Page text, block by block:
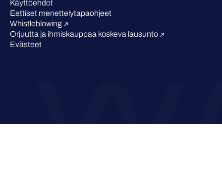
Käyttöehdot
Eettiset menettelytapaohjeet
Whistleblowing
Orjuutta ja ihmiskauppaa koskeva lausunto
Evästeet